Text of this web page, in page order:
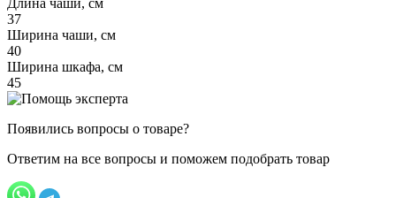
37
Ширина чаши, см
40
Ширина шкафа, см
45
Появились вопросы о товаре?
Ответим на все вопросы и поможем подобрать товар